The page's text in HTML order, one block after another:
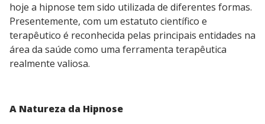
hoje a hipnose tem sido utilizada de diferentes formas.
Presentemente, com um estatuto científico e
terapêutico é reconhecida pelas principais entidades na
área da saúde como uma ferramenta terapêutica
realmente valiosa.
A Natureza da Hipnose